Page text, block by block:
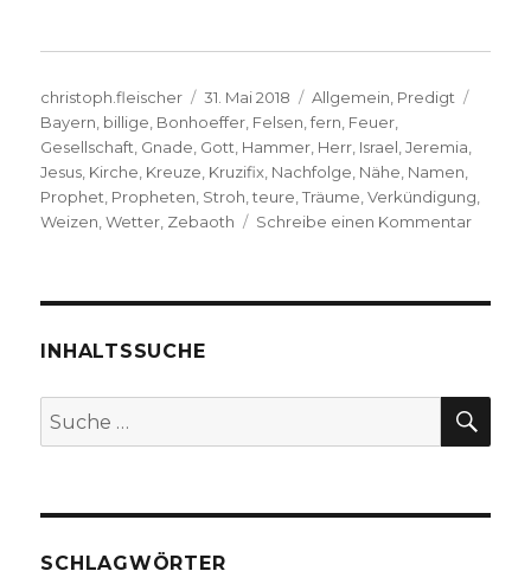
Autor
christoph.fleischer
Veröffentlicht
am
31. Mai 2018 Kategorien
Allgemein, Predigt
Bayern, billige, Bonhoeffer, Felsen,fern, Feuer,
Gesellschaft, Gnade, Gott, Hammer, Herr, Israel,Jeremia,
Jesus, Kirche, Kreuze, Kruzifix, Nachfolge, Nähe, Namen,
Prophet, Propheten, Stroh,teure,Träume,Verkündigung,
Weizen,Wetter, Zebaoth Schreibe einen Kommentarzu
von
Buch
INHALTSSUCHE
Suche
nach:
SCHLAGWÖRTER